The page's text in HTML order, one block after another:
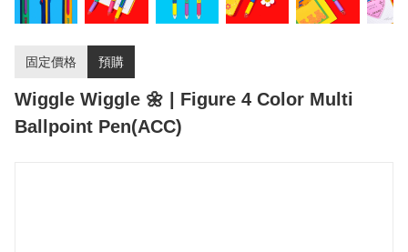
固定價格 預購
Wiggle Wiggle 🌼 | Figure 4 Color Multi
Ballpoint Pen(ACC)